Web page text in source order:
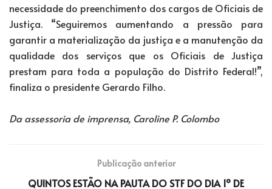
necessidade do preenchimento dos cargos de Oficiais de
Justiça. “Seguiremos aumentando a pressão para
garantir a materialização da justiça e a manutenção da
qualidade dos serviços que os Oficiais de Justiça
prestam para toda a população do Distrito Federal!”,
finaliza o presidente Gerardo Filho.
Da assessoria de imprensa, Caroline P. Colombo
Publicação anterior
QUINTOS ESTÃO NA PAUTA DO STF DO DIA 1º DE